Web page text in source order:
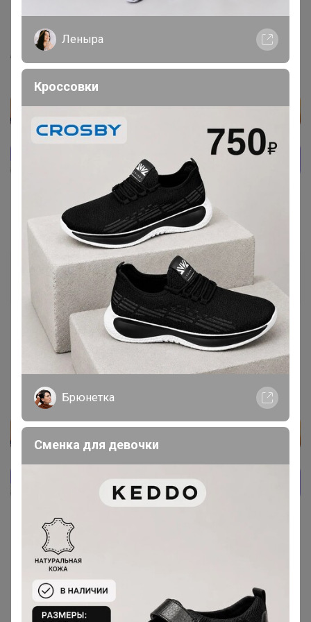
‌Расфиксируйте пожалуйста мне брюки,хочу на размер
больше заказать.Неправильно измерили.
Дюка
Магистр
5 октября, 2024 16:37
Мерили талию,а не размер изделия
Показаны записи1-10из
Леныра
Кроссовки
Брюнетка
Сменка для девочки